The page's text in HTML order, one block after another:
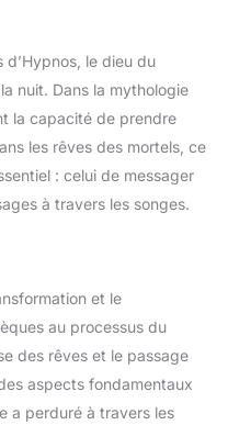
d’Hypnos, le dieu du
nuit. Dans la mythologie
la capacité de prendre
les rêves des mortels, ce
: celui de messager
à travers les songes.
et le
au processus du
des rêves et le passage
aspects fondamentaux
a perduré à travers les